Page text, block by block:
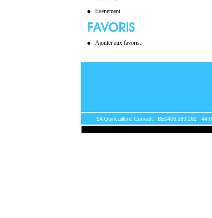
Evènement
Ajouter aux favoris.
SA Quincaillerie Conradt - BE0408.189.262 - 44